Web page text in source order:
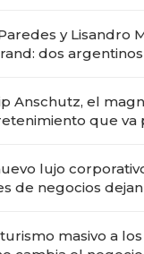
y Lisandro
dos
Anschutz, el
que va
lujo
de negocios
masivo a